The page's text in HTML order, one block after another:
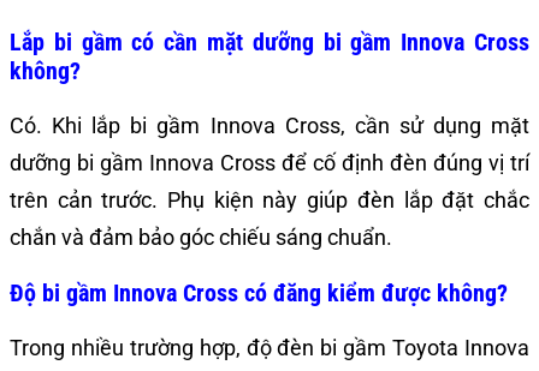
Lắp bi gầm có cần mặt dưỡng bi gầm Innova Cross
không?
Có. Khi lắp bi gầm Innova Cross, cần sử dụng mặt
dưỡng bi gầm Innova Cross để cố định đèn đúng vị trí
trên cản trước. Phụ kiện này giúp đèn lắp đặt chắc
chắn và đảm bảo góc chiếu sáng chuẩn.
Độ bi gầm Innova Cross có đăng kiểm được không?
Trong nhiều trường hợp, độ đèn bi gầm Toyota Innova